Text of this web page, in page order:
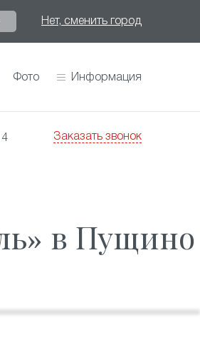
Нет, сменить город
Фото Информация
Заказать звонок
в Пущино